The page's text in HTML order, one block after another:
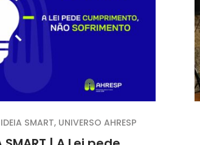
IDEIA SMART, UNIVERSO AHRESP